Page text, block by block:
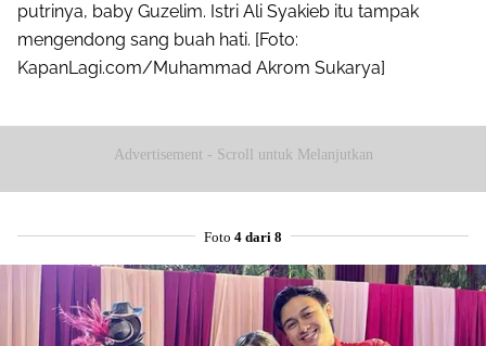
putrinya, baby Guzelim. Istri Ali Syakieb itu tampak
mengendong sang buah hati. [Foto:
KapanLagi.com/Muhammad Akrom Sukarya]
Advertisement - Scroll untuk Melanjutkan
Foto 4 dari 8